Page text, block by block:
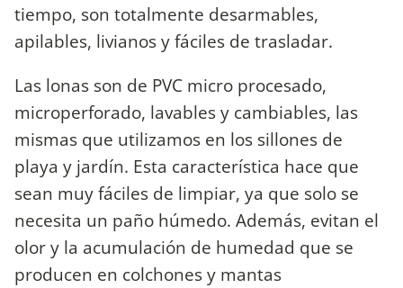
tiempo, son totalmente desarmables,
apilables, livianos y fáciles de trasladar.
Las lonas son de PVC micro procesado,
microperforado, lavables y cambiables, las
mismas que utilizamos en los sillones de
playa y jardín. Esta característica hace que
sean muy fáciles de limpiar, ya que solo se
necesita un paño húmedo. Además, evitan el
olor y la acumulación de humedad que se
producen en colchones y mantas